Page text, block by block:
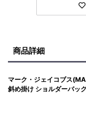
商品詳細
マーク・ジェイコブス
斜め掛け ショルダーバッ